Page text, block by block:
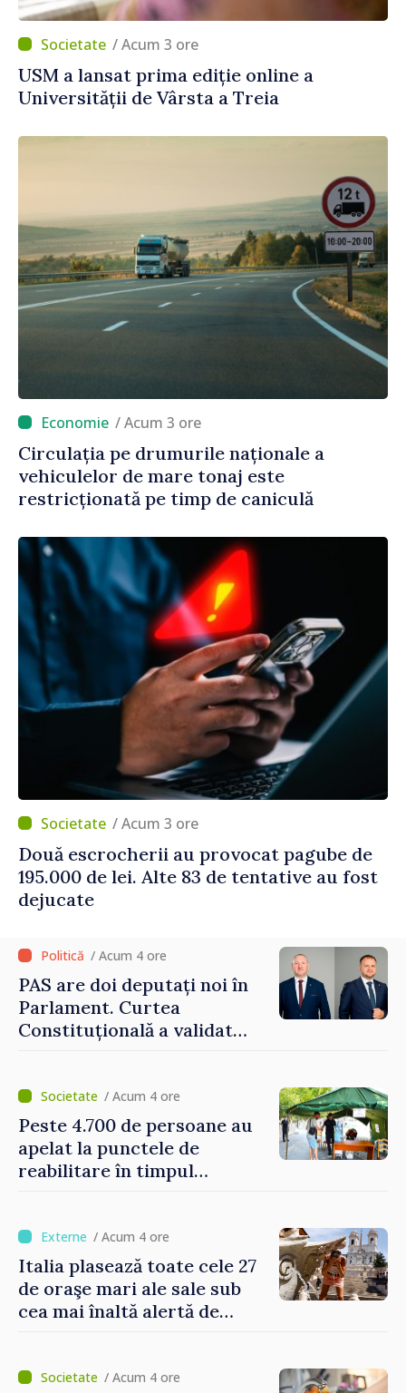
/ Acum 3 ore
USM a lansat prima ediție online a
Universității de Vârsta a Treia
/ Acum 3 ore
Circulația pe drumurile naționale a
vehiculelor de mare tonaj este
restricționată pe timp de caniculă
/ Acum 3 ore
Două escrocherii au provocat pagube de
195.000 de lei. Alte 83 de tentative au fost
dejucate
/ Acum 4 ore
PAS are doi deputați noi în
Parlament. Curtea
Constituțională a validat
/ Acum 4 ore
Peste 4.700 de persoane au
apelat la punctele de
reabilitare în timpul
/ Acum 4 ore
Italia plasează toate cele 27
de oraşe mari ale sale sub
cea mai înaltă alertă de
/ Acum 4 ore